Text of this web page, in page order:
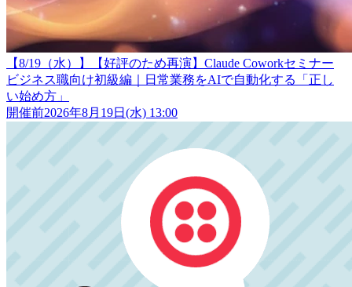
【8/19（水）】【好評のため再演】Claude Coworkセミナー
ビジネス職向け初級編｜日常業務をAIで自動化する「正し
い始め方」
開催前2026年8月19日(水) 13:00